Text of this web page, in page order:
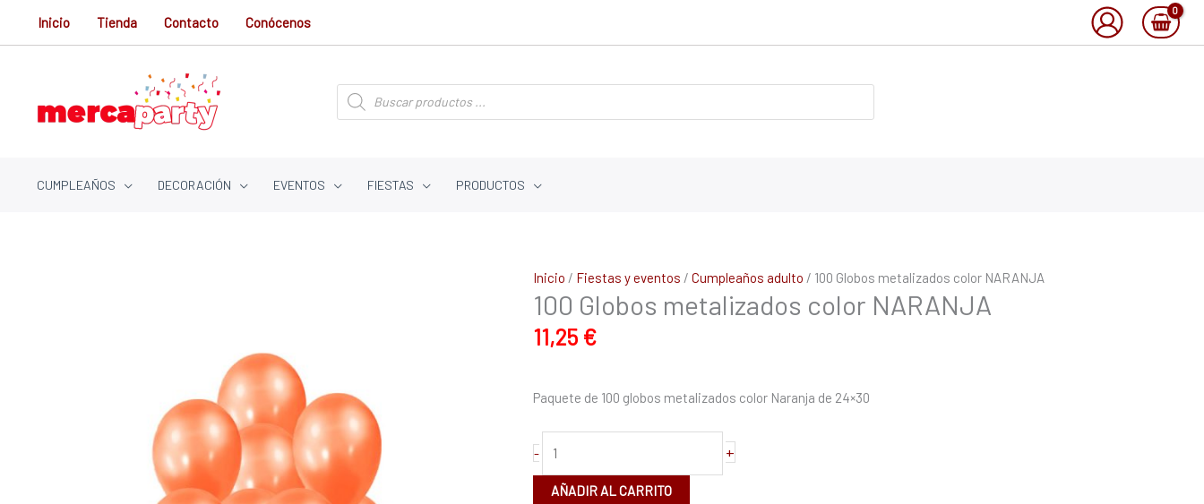
Inicio Tienda Contacto Conócenos
Búsqueda
de
productos
CUMPLEAÑOS DECORACIÓN EVENTOS FIESTAS PRODUCTOS
Inicio / Fiestas y eventos / Cumpleaños adulto / 100 Globos metalizados color NARANJA
100 Globos metalizados color NARANJA
11,25 €
Paquete de 100 globos metalizados color Naranja de 24×30
-
100
Globos
metalizados
color
+
AÑADIR AL CARRITO